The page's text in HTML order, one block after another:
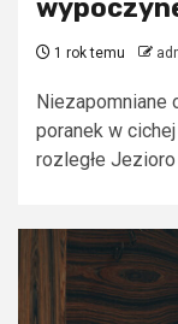
1 rok temu
Niezapomniane
poranek w
rozległe